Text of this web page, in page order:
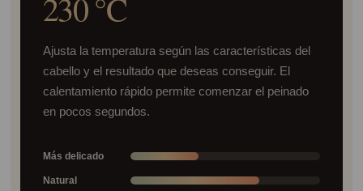
Ajusta la temperatura según las características del
cabello y el resultado que deseas conseguir. El
calentamiento rápido permite comenzar el peinado
en pocos segundos.
Más delicado
Natural